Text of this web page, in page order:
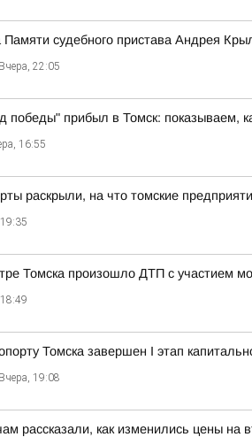
Памяти судебного пристава Андрея
Вчера, 22:05
победы" прибыл в Томск: показываем,
16:55
раскрыли, на что томские
Томска произошло ДТП с участием
Томска завершен I этап
Вчера, 19:08
рассказали, как изменились цены на